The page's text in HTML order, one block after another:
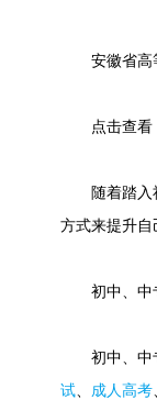
安徽省高等
点击查看
随着踏入社
方式来提升自
初中、中专
初中、中专
试、 成人高考